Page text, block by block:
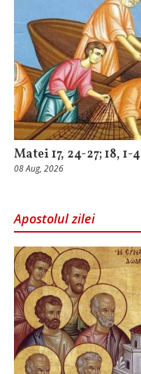
Matei 17, 24-27; 18, 1-4
08 Aug, 2026
Apostolul zilei